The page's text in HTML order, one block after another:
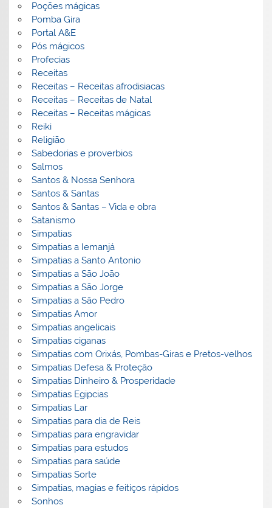
Poções mágicas
Pomba Gira
Portal A&E
Pós mágicos
Profecias
Receitas
Receitas – Receitas afrodisiacas
Receitas – Receitas de Natal
Receitas – Receitas mágicas
Reiki
Religião
Sabedorias e proverbios
Salmos
Santos & Nossa Senhora
Santos & Santas
Santos & Santas – Vida e obra
Satanismo
Simpatias
Simpatias a Iemanjá
Simpatias a Santo Antonio
Simpatias a São João
Simpatias a São Jorge
Simpatias a São Pedro
Simpatias Amor
Simpatias angelicais
Simpatias ciganas
Simpatias com Orixás, Pombas-Giras e Pretos-velhos
Simpatias Defesa & Proteção
Simpatias Dinheiro & Prosperidade
Simpatias Egipcias
Simpatias Lar
Simpatias para dia de Reis
Simpatias para engravidar
Simpatias para estudos
Simpatias para saúde
Simpatias Sorte
Simpatias, magias e feitiços rápidos
Sonhos